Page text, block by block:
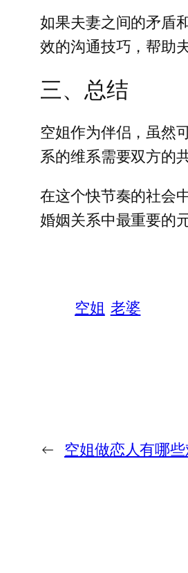
如果夫妻之间的矛盾
效的沟通技巧，帮助
三、总结
空姐作为伴侣，虽然
系的维系需要双方的
在这个快节奏的社会
婚姻关系中最重要的
空姐 老婆
← 空姐做恋人有哪